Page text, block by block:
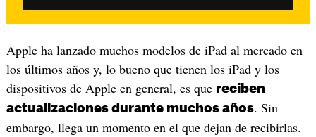
Apple ha lanzado muchos modelos de iPad al mercado en
los últimos años y, lo bueno que tienen los iPad y los
dispositivos de Apple en general, es que reciben
actualizaciones durante muchos años. Sin
embargo, llega un momento en el que dejan de recibirlas.